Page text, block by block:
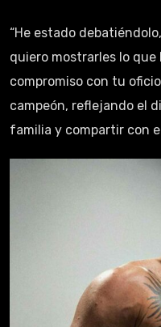
“He estado
quiero mostrarles lo
compromiso con tu
campeón, reflejando el
familia y compartir con